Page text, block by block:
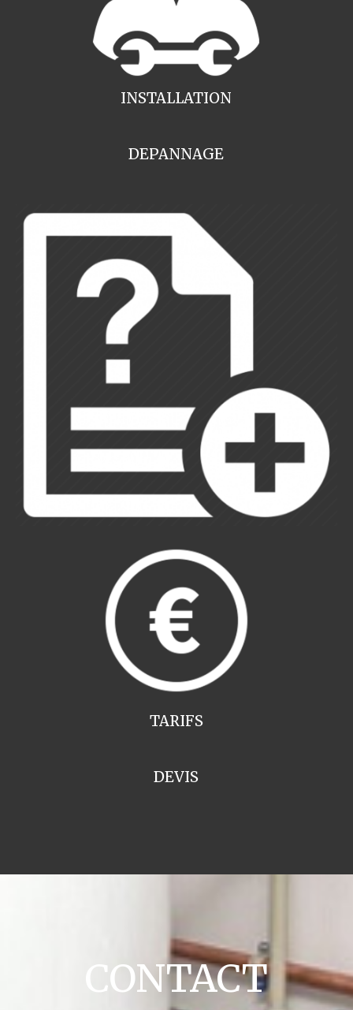
INSTALLATION
DEPANNAGE
TARIFS
DEVIS
CONTACT